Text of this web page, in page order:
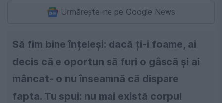
Urmărește-ne pe Google News
Să fim bine înțeleși: dacă ți-i foame, ai
decis că e oportun să furi o gâscă și ai
mâncat- o nu înseamnă că dispare
fapta. Tu spui: nu mai există corpul